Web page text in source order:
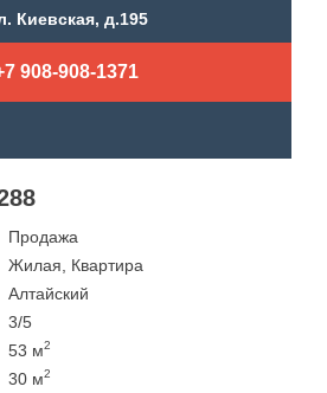
Киевская, д.195
908-908-1371
Продажа
Жилая, Квартира
Алтайский
3/5
53 м2
30 м2